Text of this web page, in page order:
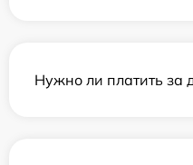
Нужно ли платить за